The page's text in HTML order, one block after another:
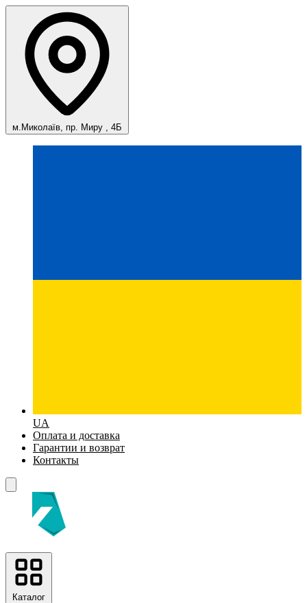
м.Миколаїв, пр. Миру , 4Б
UA
Оплата и доставка
Гарантии и возврат
Контакты
Каталог